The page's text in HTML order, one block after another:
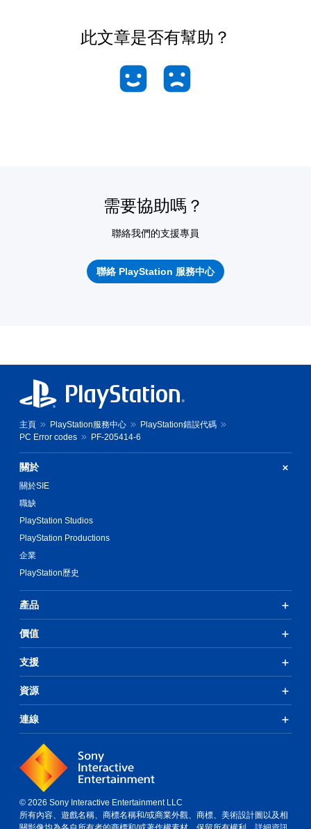
此文章是否有幫助？
需要協助嗎？
聯絡我們的支援專員
聯絡 PlayStation 服務中心
主頁 PlayStation服務中心
PlayStation錯誤代碼
PC Error codes
PF-205414-6
關於
關於SIE
職缺
PlayStation Studios
PlayStation Productions
企業
PlayStation歷史
產品
價值
支援
資源
連線
© 2026 Sony Interactive Entertainment LLC
所有內容、遊戲名稱、商標名稱和/或商業外觀、商標、美術設計圖以及相